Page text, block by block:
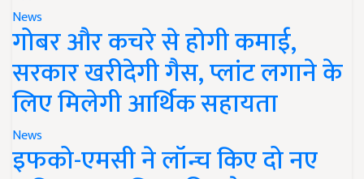
News
गोबर और कचरे से होगी कमाई,
सरकार खरीदेगी गैस, प्लांट लगाने के
लिए मिलेगी आर्थिक सहायता
News
इफको-एमसी ने लॉन्च किए दो नए